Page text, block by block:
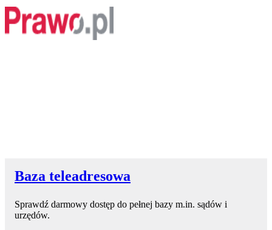
Baza teleadresowa
Sprawdź darmowy dostęp do pełnej bazy m.in. sądów i
urzędów.